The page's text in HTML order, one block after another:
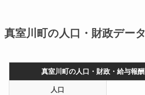
真室川町の人口・財政データ
真室川町の人口・財政・給与報酬
人口